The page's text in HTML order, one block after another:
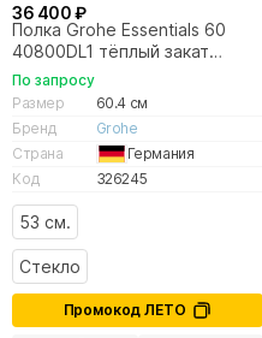
36 400 ₽
Полка Grohe Essentials 60
40800DL1 тёплый закат
матовый
По запросу
Размер
60.4 см
Бренд
Grohe
Страна
Германия
Код
326245
53 см.
Стекло
Промокод ЛЕТО